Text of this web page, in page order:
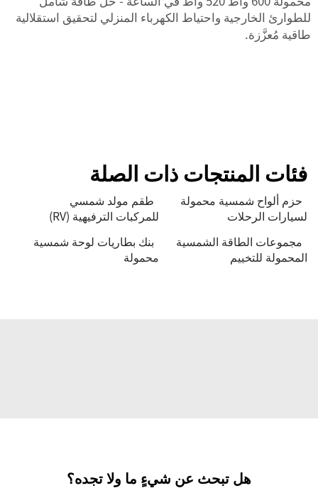
للطوارئ الخارجية واحتياط الكهرباء المنزلي لتحقيق استقلالية
طاقية مُعزَّزة.
فئات المنتجات ذات الصلة
حزم ألواح شمسية محمولة
لسيارات الرحلات
طقم مولد شمسي
للمركبات الترفيهية (RV)
مجموعات الطاقة الشمسية
المحمولة للتخييم
بنك بطاريات لوحة شمسية
محمولة
هل تبحث عن شيءٍ ما ولا تجده؟